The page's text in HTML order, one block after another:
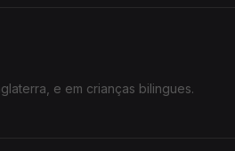
e em crianças bilingues.